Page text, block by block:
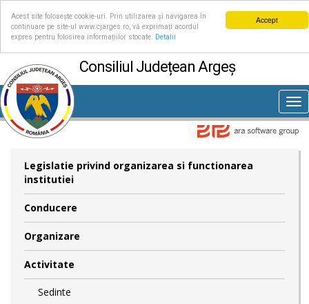
Accept
Acest site folosește cookie-uri. Prin utilizarea și navigarea în
continuare pe site-ul www.cjarges.ro, vă exprimați acordul
expres pentru folosirea informațiilor stocate.
Detalii
Consiliul Județean Argeș
Legislatie privind organizarea si functionarea
institutiei
Conducere
Organizare
Activitate
Sedinte